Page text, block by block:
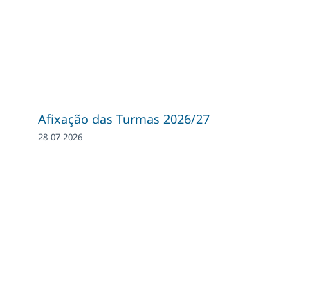
Afixação das Turmas 2026/27
28-07-2026